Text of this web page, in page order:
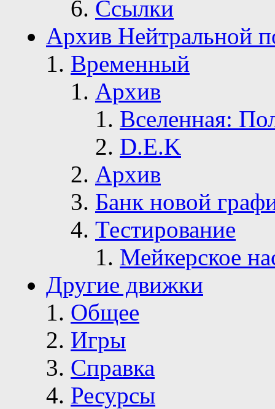
Ссылки
Архив Нейтральной
Временный
Архив
Вселенная:
D.E.K
Архив
Банк новой
Тестирование
Мейкерское
Другие движки
Общее
Игры
Справка
Ресурсы